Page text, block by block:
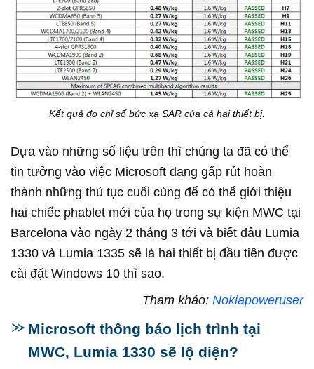
Kết quả đo chỉ số bức xạ SAR của cả hai thiết bị.
Dựa vào những số liệu trên thì chúng ta đã có thể
tin tưởng vào việc Microsoft đang gấp rút hoàn
thành những thủ tục cuối cùng để có thể giới thiệu
hai chiếc phablet mới của họ trong sự kiện MWC tại
Barcelona vào ngày 2 tháng 3 tới và biết đâu Lumia
1330 và Lumia 1335 sẽ là hai thiết bị đầu tiên được
cài đặt Windows 10 thì sao.
Tham khảo: Nokiapoweruser
Microsoft thông báo lịch trình tại
MWC, Lumia 1330 sẽ lộ diện?